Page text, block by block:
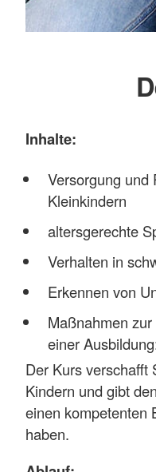
Inhalte:
Versorgung und
Kleinkindern
altersgerechte
Verhalten in
Erkennen von
Maßnahmen
einer
Der Kurs verschafft
Kindern und gibt
einen kompetenten
haben.